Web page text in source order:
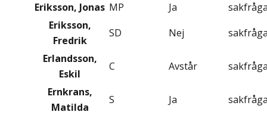
Eriksson, Jonas MP Ja
Eriksson,
Fredrik
SD Nej
Erlandsson,
Eskil
C Avstår
Ernkrans,
Matilda
S Ja